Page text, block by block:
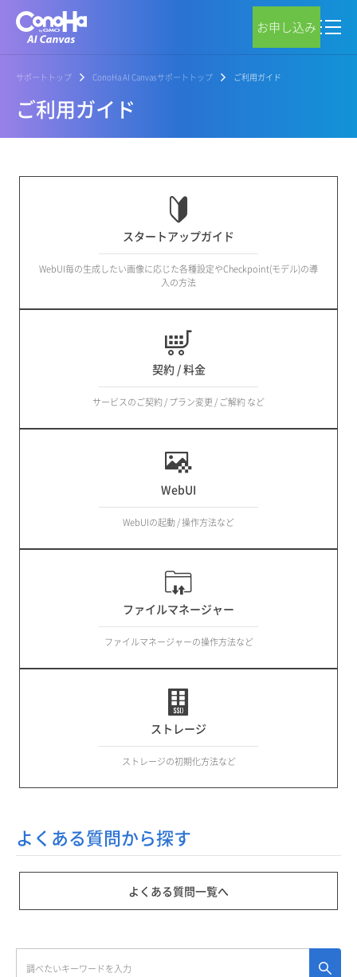
お申し込み
サポートトップ ConoHa AI Canvasサポートトップ ご利用ガイド
ご利用ガイド
スタートアップガイド
WebUI毎の生成したい画像に応じた各種設定やCheckpoint(モデル)の導
入の方法
契約 / 料金
サービスのご契約 / プラン変更 / ご解約 など
WebUI
WebUIの起動 / 操作方法など
ファイルマネージャー
ファイルマネージャーの操作方法など
ストレージ
ストレージの初期化方法など
よくある質問から探す
よくある質問一覧へ